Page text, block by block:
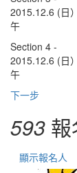
2015.12.6 (日
午
Section 4 -
2015.12.6 (日
午
下一步
593
顯示報名人